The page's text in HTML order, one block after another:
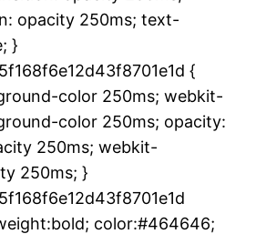
opacity 250ms; text-
}
{
color 250ms; webkit-
color 250ms; opacity:
250ms; webkit-
250ms; }
color:#464646;